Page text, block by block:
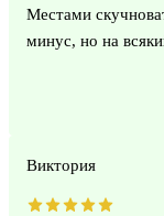
Местами
минус, но на
Виктория